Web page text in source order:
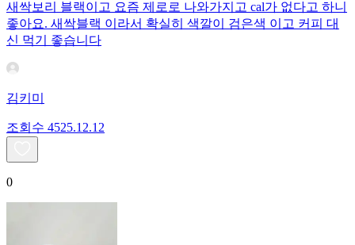
새싹보리 블랙이고 요즘 제로로 나와가지고 cal가 없다고 하니
좋아요. 새싹블랙 이라서 확실히 색깔이 검은색 이고 커피 대
신 먹기 좋습니다
김키미
조회수 4525.12.12
0